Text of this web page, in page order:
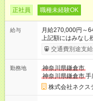
正社員 職種未経験OK
給与
月給270,000円～
上記額にはみなし
ます。 みなし残
※スキル・能力等を考慮の
ーバル型（全国転
ーバル手当4万1，000円／
務：県を跨ぐ転勤
000円 ■地域限定型（転居を伴う転勤なし：通勤可能な範囲の
交通費別途支
勤務地
神奈川県鎌倉市
神奈川県鎌倉市手
株式会社ネクス